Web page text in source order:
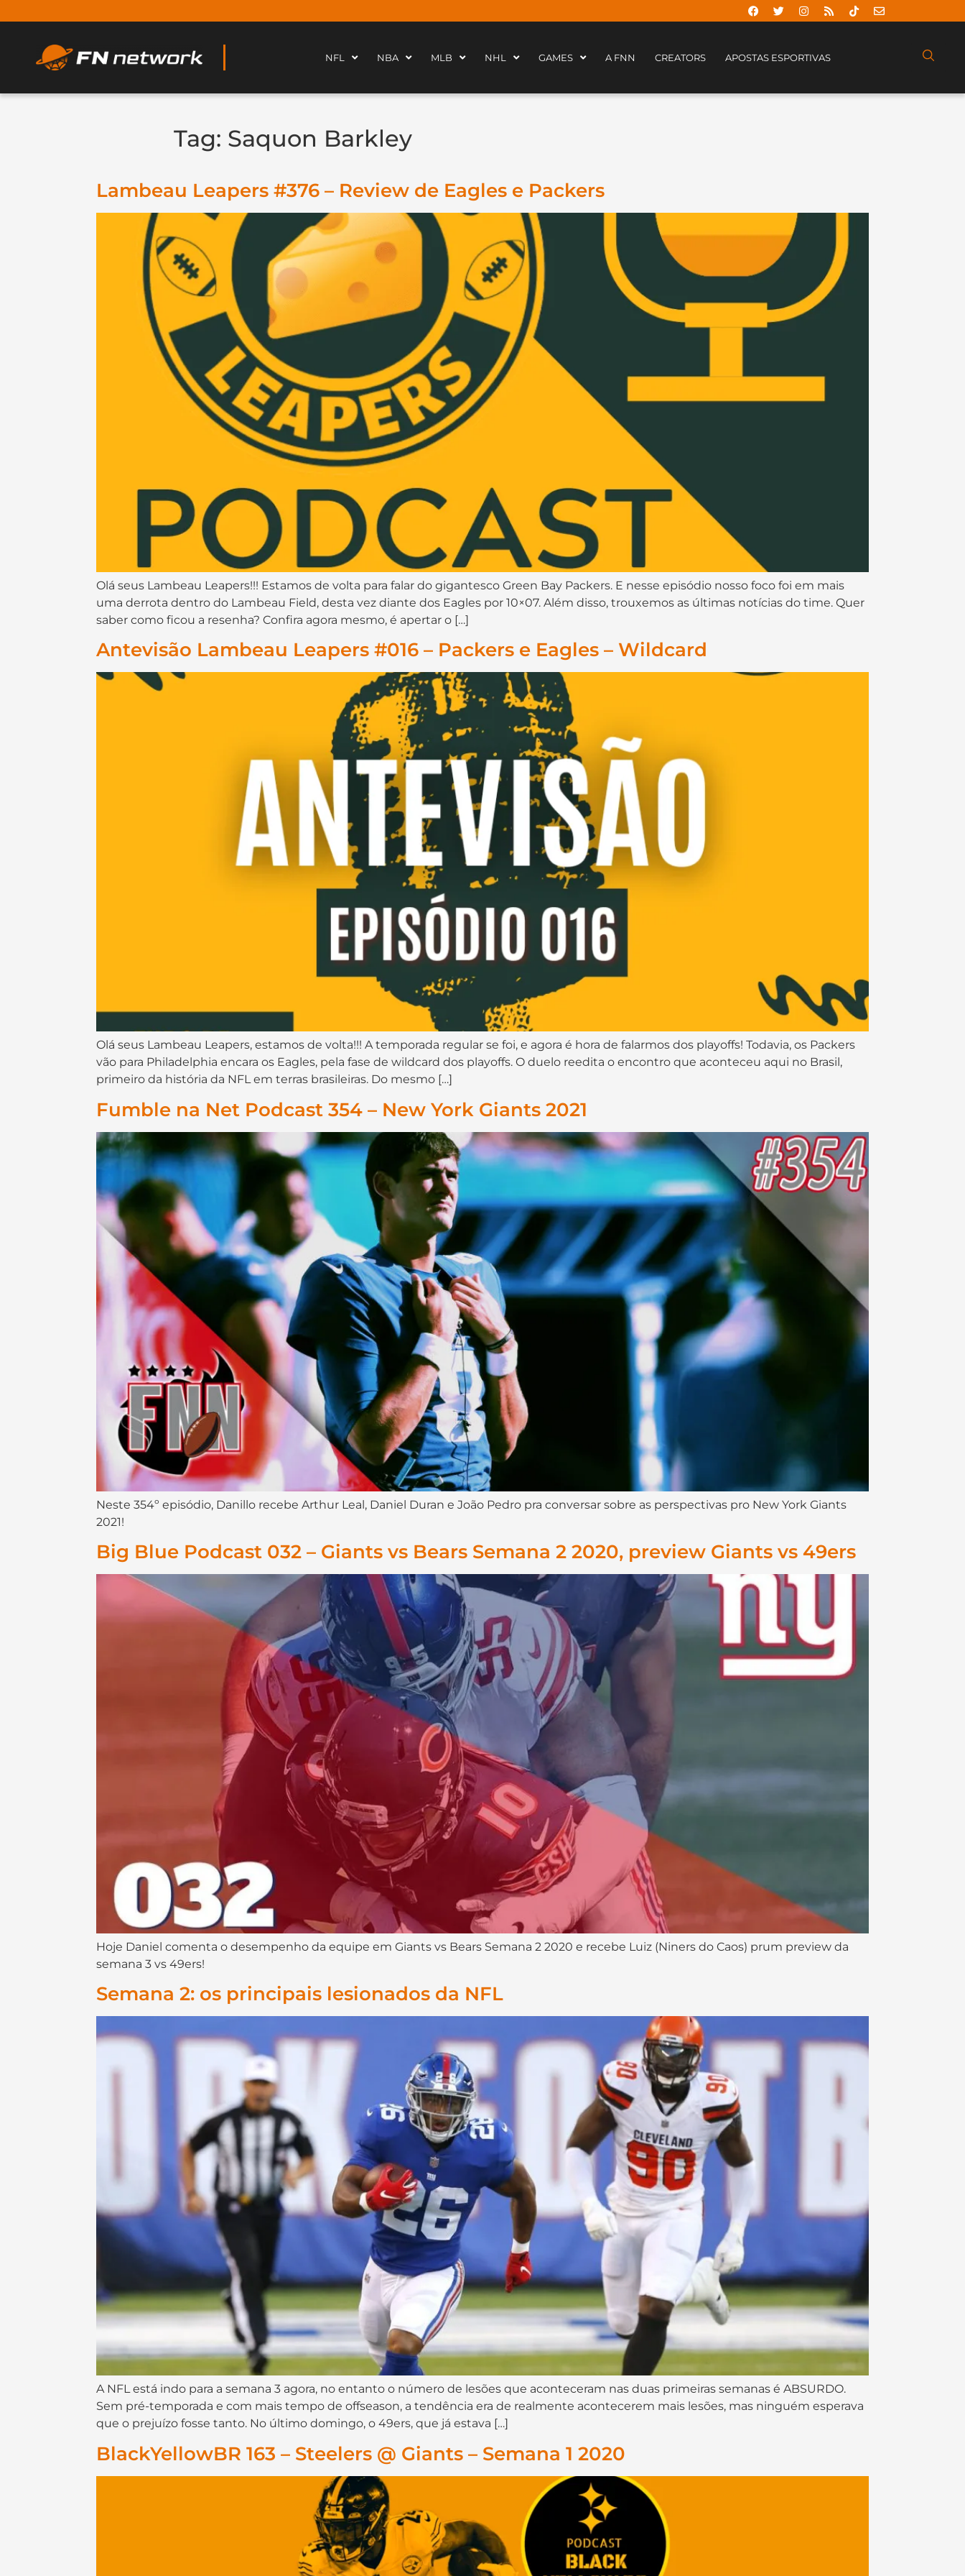
NFL NBA MLB NHL GAMES A FNN CREATORS APOSTAS ESPORTIVAS
Tag: Saquon Barkley
Lambeau Leapers #376 – Review de Eagles e Packers
Olá seus Lambeau Leapers!!! Estamos de volta para falar do gigantesco Green Bay Packers. E nesse episódio nosso foco foi em mais
uma derrota dentro do Lambeau Field, desta vez diante dos Eagles por 10×07. Além disso, trouxemos as últimas notícias do time. Quer
saber como ficou a resenha? Confira agora mesmo, é apertar o […]
Antevisão Lambeau Leapers #016 – Packers e Eagles – Wildcard
Olá seus Lambeau Leapers, estamos de volta!!! A temporada regular se foi, e agora é hora de falarmos dos playoffs! Todavia, os Packers
vão para Philadelphia encara os Eagles, pela fase de wildcard dos playoffs. O duelo reedita o encontro que aconteceu aqui no Brasil,
primeiro da história da NFL em terras brasileiras. Do mesmo […]
Fumble na Net Podcast 354 – New York Giants 2021
Neste 354º episódio, Danillo recebe Arthur Leal, Daniel Duran e João Pedro pra conversar sobre as perspectivas pro New York Giants
2021!
Big Blue Podcast 032 – Giants vs Bears Semana 2 2020, preview Giants vs 49ers
Hoje Daniel comenta o desempenho da equipe em Giants vs Bears Semana 2 2020 e recebe Luiz (Niners do Caos) prum preview da
semana 3 vs 49ers!
Semana 2: os principais lesionados da NFL
A NFL está indo para a semana 3 agora, no entanto o número de lesões que aconteceram nas duas primeiras semanas é ABSURDO.
Sem pré-temporada e com mais tempo de offseason, a tendência era de realmente acontecerem mais lesões, mas ninguém esperava
que o prejuízo fosse tanto. No último domingo, o 49ers, que já estava […]
BlackYellowBR 163 – Steelers @ Giants – Semana 1 2020